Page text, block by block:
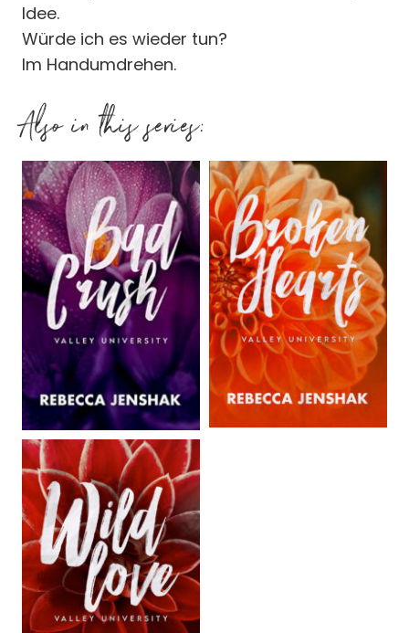
Idee.
Würde ich es wieder tun?
Im Handumdrehen.
Also in this series: